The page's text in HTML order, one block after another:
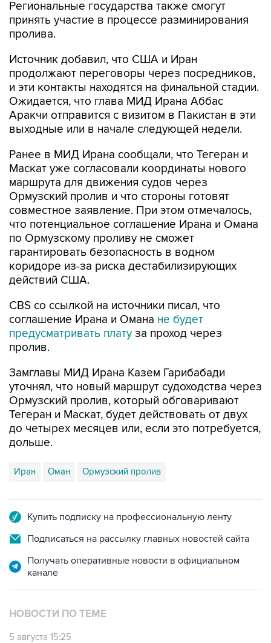
Региональные государства также смогут
принять участие в процессе разминирования
пролива.
Источник добавил, что США и Иран
продолжают переговоры через посредников,
и эти контакты находятся на финальной стадии.
Ожидается, что глава МИД Ирана Аббас
Аракчи отправится с визитом в Пакистан в эти
выходные или в начале следующей недели.
Ранее в МИД Ирана сообщали, что Тегеран и
Маскат уже согласовали координаты нового
маршрута для движения судов через
Ормузский пролив и что стороны готовят
совместное заявление. При этом отмечалось,
что потенциальное соглашение Ирана и Омана
по Ормузскому проливу не сможет
гарантировать безопасность в водном
коридоре из-за риска дестабилизирующих
действий США.
CBS со ссылкой на источники писал, что
соглашение Ирана и Омана не будет
предусматривать плату за проход через
пролив.
Замглавы МИД Ирана Казем Гарибабади
уточнял, что новый маршрут судоходства через
Ормузский пролив, который обговаривают
Тегеран и Маскат, будет действовать от двух
до четырех месяцев или, если это потребуется,
дольше.
Иран Оман Ормузский пролив
Купить подписку на профессиональную ленту
Подписаться на рассылку главных новостей сайта
Получать оперативные новости в официальном
канале
НОВОСТИ ПО ТЕМЕ
5 августа 15:25